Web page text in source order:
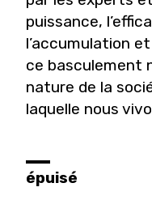
puissance,
l’accumulation
ce basculement
nature de la
laquelle nous
épuisé